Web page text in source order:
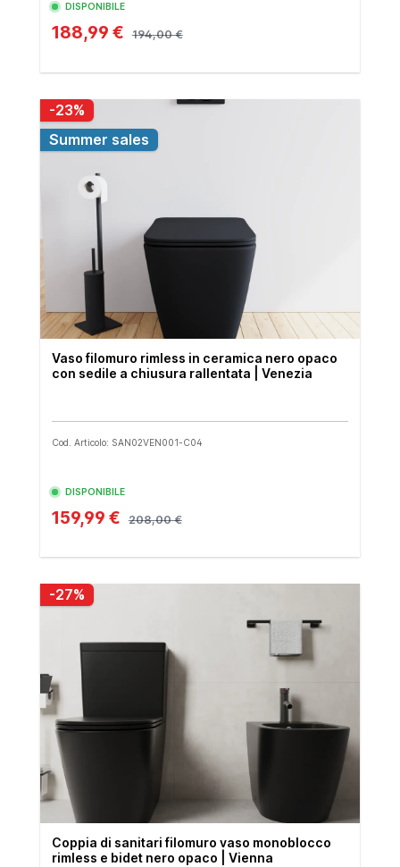
DISPONIBILE
188,99 € 194,00 €
-23%
Summer sales
Vaso filomuro rimless in ceramica nero opaco
con sedile a chiusura rallentata | Venezia
Cod. Articolo: SAN02VEN001-C04
DISPONIBILE
159,99 € 208,00 €
-27%
Coppia di sanitari filomuro vaso monoblocco
rimless e bidet nero opaco | Vienna